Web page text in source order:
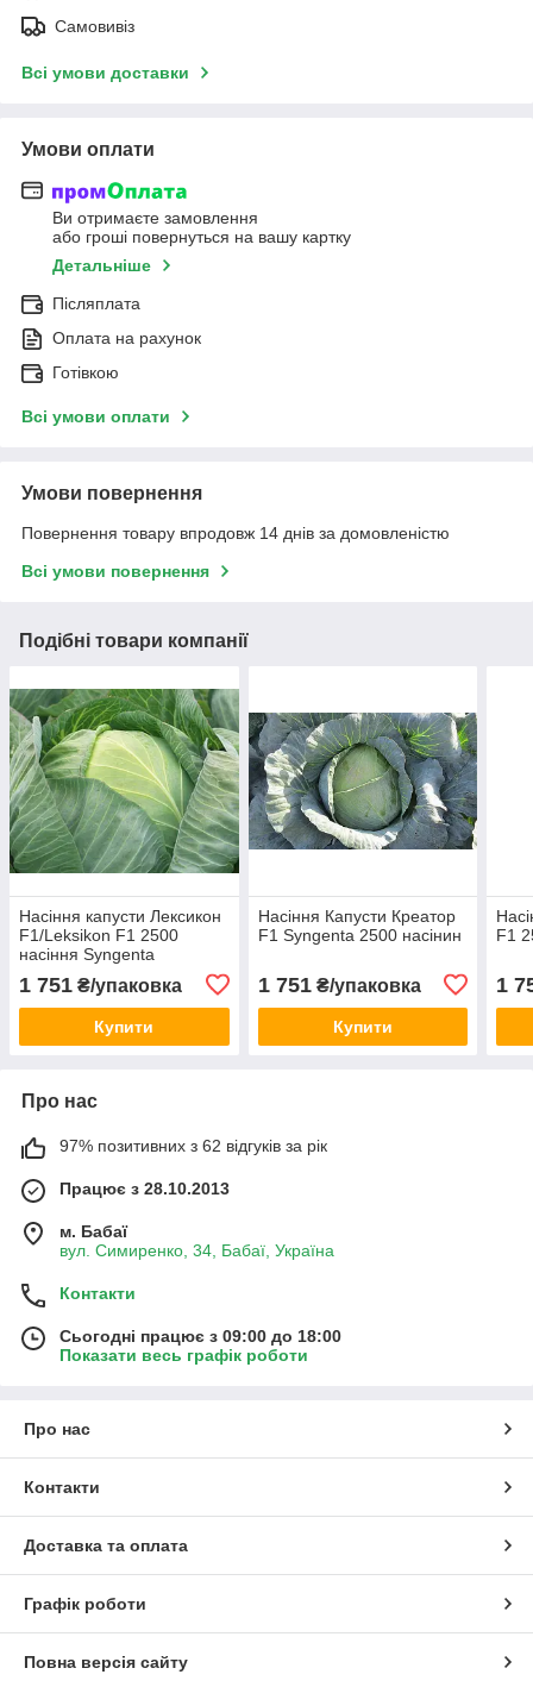
Самовивіз
Всі умови доставки
Умови оплати
Ви отримаєте замовлення
або гроші повернуться на вашу картку
Детальніше
Післяплата
Оплата на рахунок
Готівкою
Всі умови оплати
Умови повернення
Повернення товару впродовж 14 днів за домовленістю
Всі умови повернення
Подібні товари компанії
Насіння капусти Лексикон
F1/Leksikon F1 2500
насіння Syngenta
1 751 ₴/упаковка
Купити
Насіння Капусти Креатор
F1 Syngenta 2500 насінин
1 751₴/упаковка
Купити
F1
1
Про нас
97% позитивних з 62 відгуків за рік
Працює з 28.10.2013
м. Бабаї
вул. Симиренко, 34, Бабаї, Україна
Контакти
Сьогодні працює з 09:00 до 18:00
Показати весь графік роботи
Про нас
Контакти
Доставка та оплата
Графік роботи
Повна версія сайту